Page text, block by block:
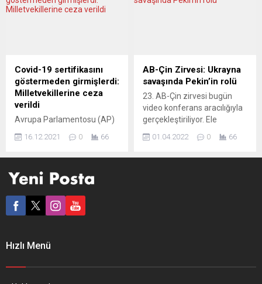
yapıldı. Avrupa Birliği’ne
Malta merkezli Avrupa
Birliği İltica Ajansı (EUAA),
AB ülkelerine iltica
başvurularının yaklaşık...
yönelik kararı gelecek
tesettürlü mayoyla
girebilmesine izin veren
düzenlemenin askıya
alınmasına yönelik Grenoble
Belediyesi’nin itirazını
değerlendirmek üzere
bugün oturum düzenlendi.
Covid-19 sertifikasını
göstermeden girmişlerdi:
Milletvekillerine ceza
verildi
Avrupa Parlamentosu (AP)
binalarına yeni tip
giren 6 milletvekiline uyarı
Parlamentonun Strasbourg,
Brüksel ve Lüksemburg’daki
Sertifikası’nı göstermeden
16.12.2021 0 66
AB-Çin Zirvesi: Ukrayna
savaşında Pekin’in rolü
23. AB-Çin zirvesi bugün
video konferans aracılığıyla
gerçekleştiriliyor. Ele
Ukrayna’daki savaş ve
01.04.2022 0 66
Hızlı Menü